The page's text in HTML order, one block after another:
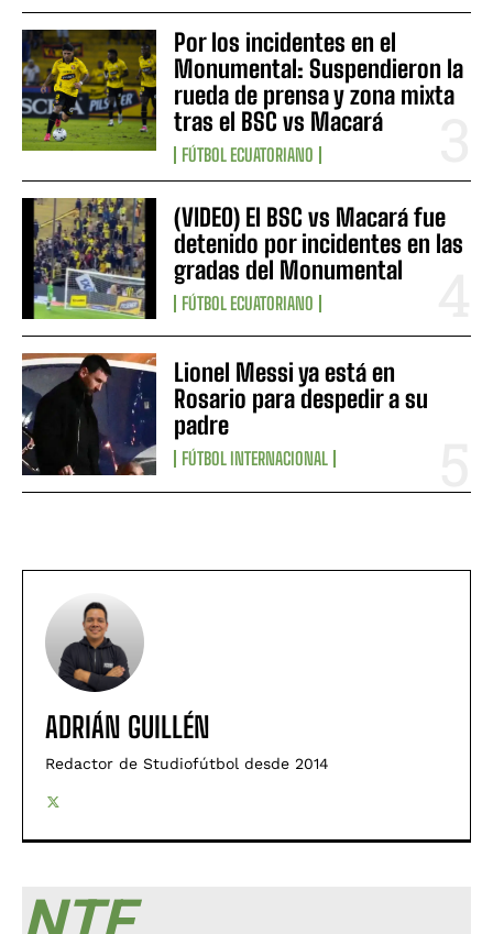
Por los incidentes en el
Monumental: Suspendieron la
rueda de prensa y zona mixta
tras el BSC vs Macará
FÚTBOL ECUATORIANO
(VIDEO) El BSC vs Macará fue
detenido por incidentes en las
gradas del Monumental
FÚTBOL ECUATORIANO
Lionel Messi ya está en
Rosario para despedir a su
padre
FÚTBOL INTERNACIONAL
ADRIÁN GUILLÉN
Redactor de Studiofútbol desde 2014